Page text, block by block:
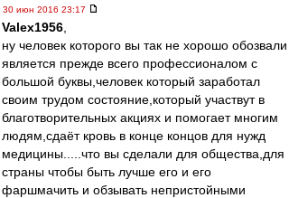
30 июн 2016 23:17
Valex1956
ну человек которого вы так не хорошо обозвали
является прежде всего профессионалом с
большой буквы,человек который заработал
своим трудом состояние,который участвут в
благотворительных акциях и помогает многим
людям,сдаёт кровь в конце концов для нужд
медицины.....что вы сделали для общества,для
страны чтобы быть лучше его и его
фаршмачить и обзывать непристойными